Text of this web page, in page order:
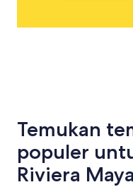
Temukan
populer
Riviera Maya